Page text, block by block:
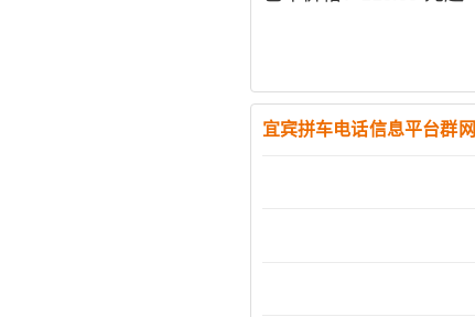
宜宾拼车电话信息平台群网